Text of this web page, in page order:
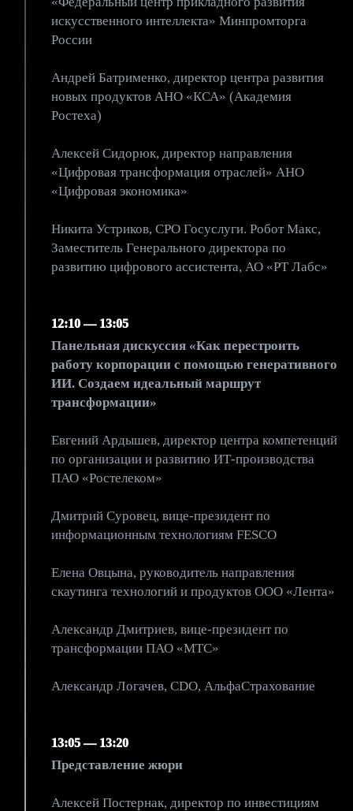
искусственного интеллекта» Минпромторга
России
Андрей Батрименко, директор центра развития
новых продуктов АНО «КСА» (Академия
Ростеха)
Алексей Сидорюк, директор направления
«Цифровая трансформация отраслей» АНО
«Цифровая экономика»
Никита Устриков, CPO Госуслуги. Робот Макс,
Заместитель Генерального директора по
развитию цифрового ассистента, АО «РТ Лабс»
12:10 — 13:05
Панельная дискуссия «Как перестроить
работу корпорации с помощью генеративного
ИИ. Создаем идеальный маршрут
трансформации»
Евгений Ардышев, директор центра компетенций
по организации и развитию ИТ-производства
ПАО «Ростелеком»
Дмитрий Суровец, вице-президент по
информационным технологиям FESCO
Елена Овцына, руководитель направления
скаутинга технологий и продуктов ООО «Лента»
Александр Дмитриев, вице-президент по
трансформации ПАО «МТС»
Александр Логачев, CDO, АльфаСтрахование
13:05 — 13:20
Представление жюри
Алексей Постернак, директор по инвестициям